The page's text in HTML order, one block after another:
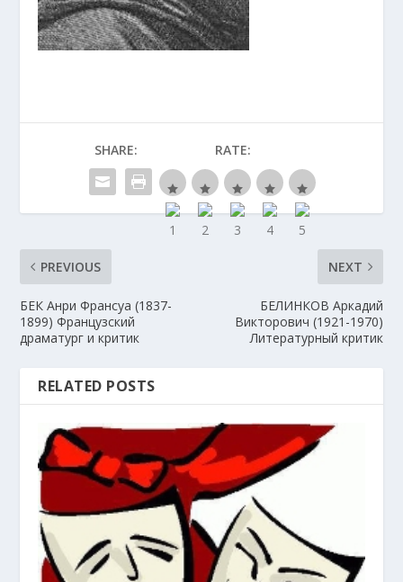
SHARE: RATE:
PREVIOUS
БЕК Анри Франсуа (1837-
1899) Французский
драматург и критик
NEXT
БЕЛИНКОВ Аркадий
Викторович (1921-1970)
Литературный критик
RELATED POSTS